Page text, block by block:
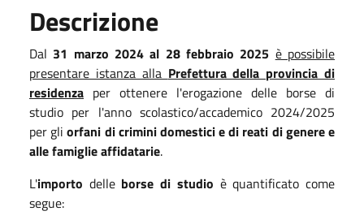
Descrizione
Dal 31 marzo 2024 al 28 febbraio 2025 è possibile
presentare istanza alla Prefettura della provincia di
residenza per ottenere l'erogazione delle borse di
studio per l'anno scolastico/accademico 2024/2025
per gliorfani di crimini domestici e di reati di genere e
alle famiglie affidatarie.
L'importo delle borse di studio è quantificato come
segue: